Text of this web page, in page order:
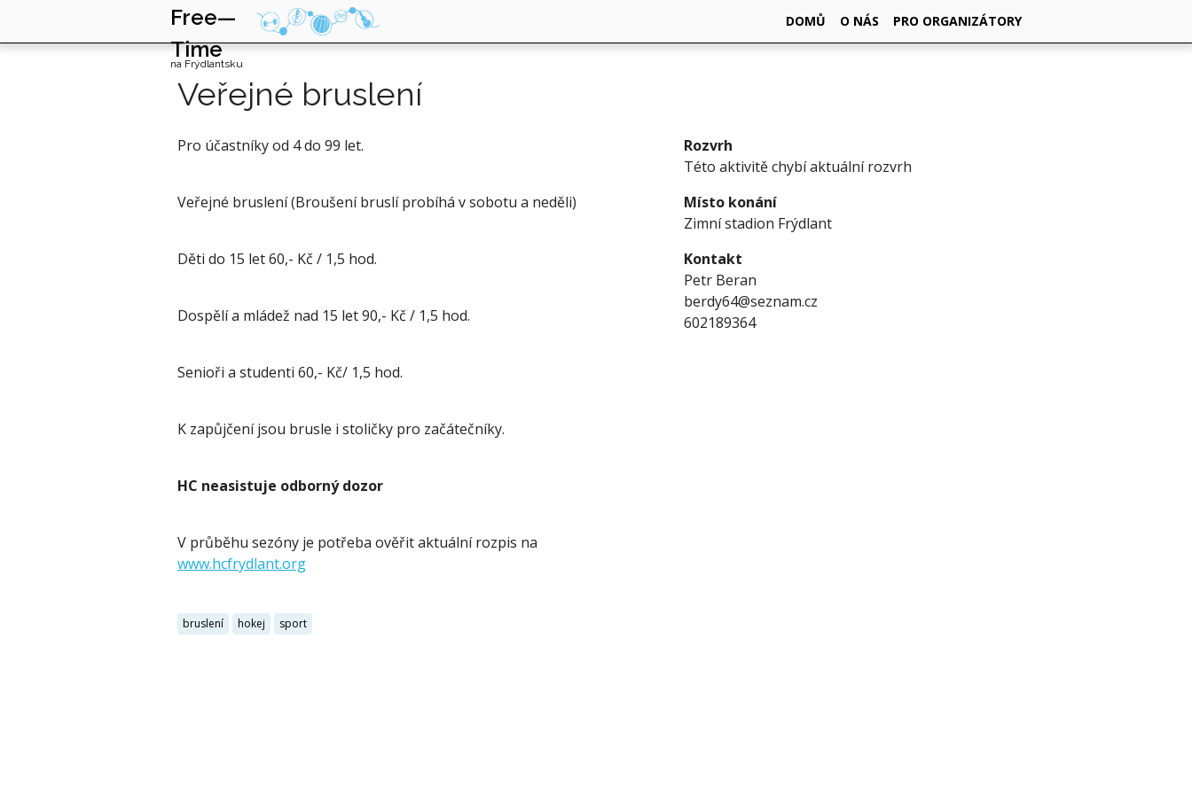
Free—
Time
na Frýdlantsku
DOMŮ O NÁS PRO ORGANIZÁTORY
Veřejné bruslení
Pro účastníky od 4 do 99 let.
Veřejné bruslení (Broušení bruslí probíhá v sobotu a neděli)
Děti do 15 let 60,- Kč / 1,5 hod.
Dospělí a mládež nad 15 let 90,- Kč / 1,5 hod.
Senioři a studenti 60,- Kč/ 1,5 hod.
K zapůjčení jsou brusle i stoličky pro začátečníky.
HC neasistuje odborný dozor
V průběhu sezóny je potřeba ověřit aktuální rozpis na
www.hcfrydlant.org
bruslení hokej sport
Rozvrh
Této aktivitě chybí aktuální rozvrh
Místo konání
Zimní stadion Frýdlant
Kontakt
Petr Beran
berdy64@seznam.cz
602189364